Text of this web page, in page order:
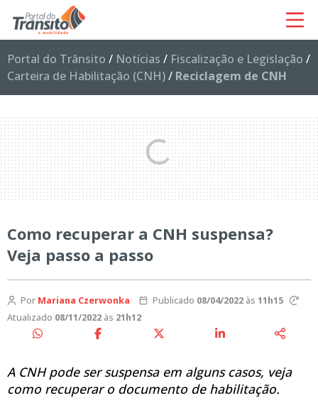
Portal do Trânsito / Notícias / Fiscalização e Legislação /
Carteira de Habilitação (CNH)/ Reciclagem de CNH
Como recuperar a CNH suspensa?
Veja passo a passo
Por Mariana Czerwonka Publicado 08/04/2022às 11h15
Atualizado 08/11/2022 às 21h12
A CNH pode ser suspensa em alguns casos, veja
como recuperar o documento de habilitação.